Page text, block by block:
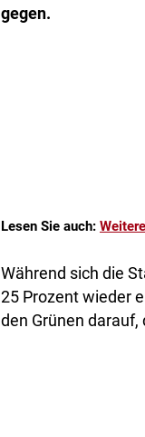
gegen.
Lesen Sie auch:
Während sich die
25 Prozent wieder
den Grünen